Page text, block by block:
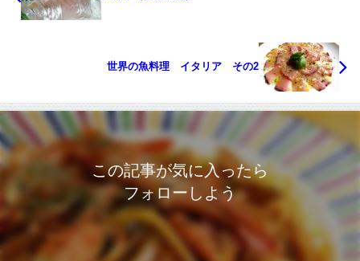
世界の魚料理 イタリア その2
この記事が気に入ったら
フォローしよう